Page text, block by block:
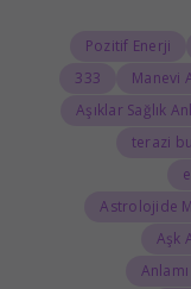
Pozitif Enerji
333
Aşıklar Sağlık
terazi
Astrolojide